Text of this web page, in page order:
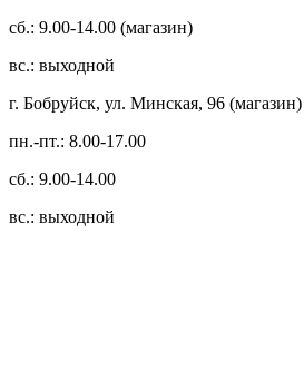
сб.: 9.00-14.00 (магазин)
вс.: выходной
г. Бобруйск, ул. Минская, 96 (магазин)
пн.-пт.: 8.00-17.00
сб.: 9.00-14.00
вс.: выходной